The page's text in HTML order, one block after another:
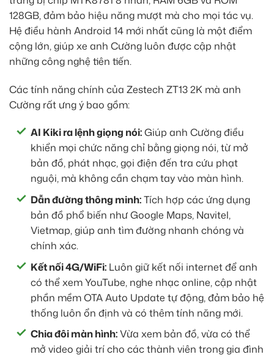
128GB, đảm bảo hiệu năng mượt mà cho mọi tác vụ.
Hệ điều hành Android 14 mới nhất cũng là một điểm
cộng lớn, giúp xe anh Cường luôn được cập nhật
những công nghệ tiên tiến.
Các tính năng chính của Zestech ZT13 2K mà anh
Cường rất ưng ý bao gồm:
AI Kiki ra lệnh giọng nói:Giúp anh Cường điều
khiển mọi chức năng chỉ bằng giọng nói, từ mở
bản đồ, phát nhạc, gọi điện đến tra cứu phạt
nguội, mà không cần chạm tay vào màn hình.
Dẫn đường thông minh:Tích hợp các ứng dụng
bản đồ phổ biến như Google Maps, Navitel,
Vietmap, giúp anh tìm đường nhanh chóng và
chính xác.
Kết nối 4G/WiFi: Luôn giữ kết nối internet để anh
có thể xem YouTube, nghe nhạc online, cập nhật
phần mềm OTA Auto Update tự động, đảm bảo hệ
thống luôn ổn định và có thêm tính năng mới.
Chia đôi màn hình:Vừa xem bản đồ, vừa có thể
mở video giải trí cho các thành viên trong gia đình